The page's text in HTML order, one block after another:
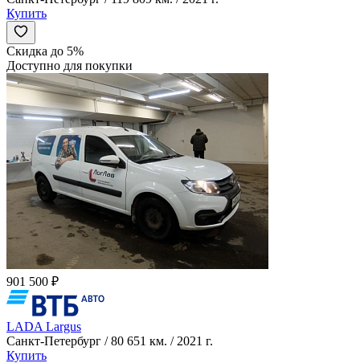
Купить
Скидка до 5%
Доступно для покупки
901 500 ₽
LADA Largus
Санкт-Петербург / 80 651 км. / 2021 г.
Купить